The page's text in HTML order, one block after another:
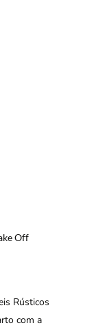
Off
Rústicos
com a